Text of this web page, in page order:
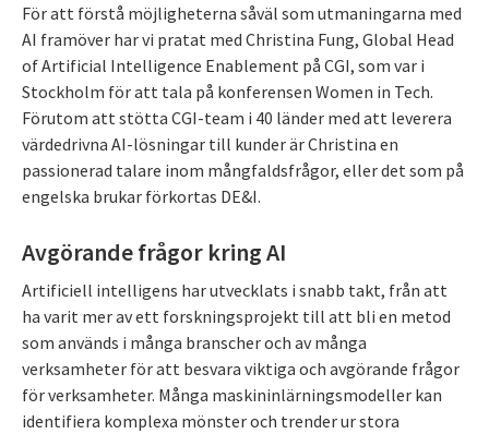
För att förstå möjligheterna såväl som utmaningarna med
AI framöver har vi pratat med Christina Fung, Global Head
of Artificial Intelligence Enablement på CGI, som var i
Stockholm för att tala på konferensen Women in Tech.
Förutom att stötta CGI-team i 40 länder med att leverera
värdedrivna AI-lösningar till kunder är Christina en
passionerad talare inom mångfaldsfrågor, eller det som på
engelska brukar förkortas DE&I.
Avgörande frågor kring AI
Artificiell intelligens har utvecklats i snabb takt, från att
ha varit mer av ett forskningsprojekt till att bli en metod
som används i många branscher och av många
verksamheter för att besvara viktiga och avgörande frågor
för verksamheter. Många maskininlärningsmodeller kan
identifiera komplexa mönster och trender ur stora